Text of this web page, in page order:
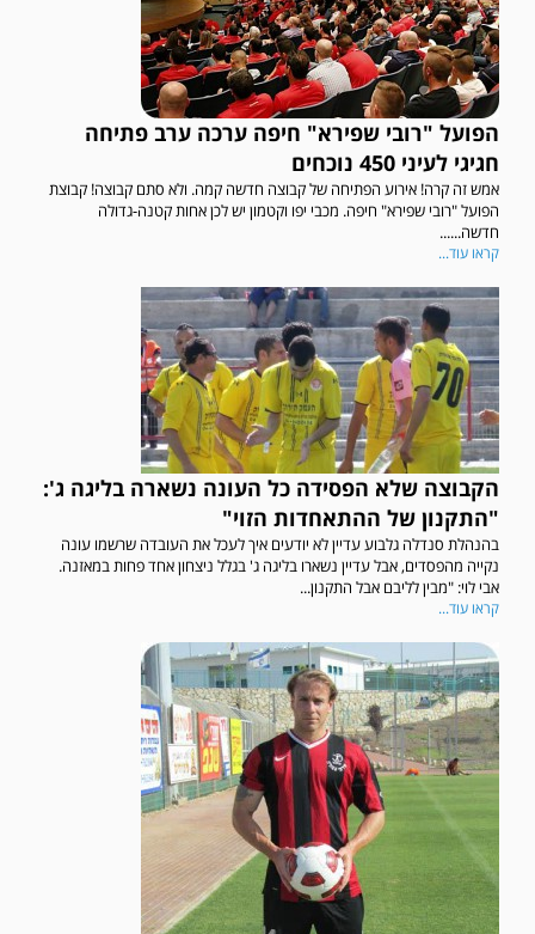
הפועל "רובי שפירא" חיפה ערכה ערב פתיחה
חגיגי לעיני 450 נוכחים
אמש זה קרה! אירוע הפתיחה של קבוצה חדשה קמה. ולא סתם קבוצה! קבוצת
הפועל "רובי שפירא" חיפה. מכבי יפו וקטמון יש לכן אחות קטנה-גדולה
חדשה......
קראו עוד...
הקבוצה שלא הפסידה כל העונה נשארה בליגה ג':
"התקנון של ההתאחדות הזוי"
בהנהלת סנדלה גלבוע עדיין לא יודעים איך לעכל את העובדה שרשמו עונה
נקייה מהפסדים, אבל עדיין נשארו בליגה ג' בגלל ניצחון אחד פחות במאזנה.
אבי לוי: "מבין לליבם אבל התקנון...
קראו עוד...